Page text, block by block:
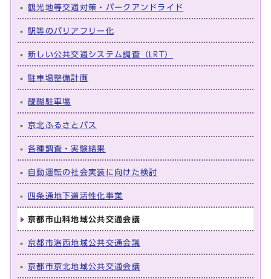
観光地等交通対策・パークアンドライド
駅等のバリアフリー化
新しい公共交通システム調査（LRT）
駐車場整備計画
醍醐駐車場
京北ふるさとバス
各種調査・実験結果
自動運転の社会実装に向けた検討
四条通地下道活性化事業
京都市山科地域公共交通会議
京都市洛西地域公共交通会議
京都市京北地域公共交通会議